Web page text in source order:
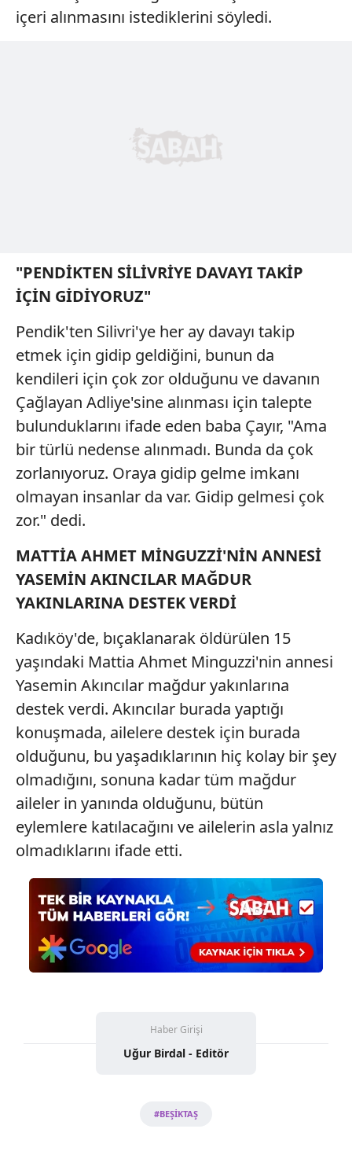
içeri alınmasını istediklerini söyledi.
"PENDİKTEN SİLİVRİYE DAVAYI TAKİP
İÇİN GİDİYORUZ"
Pendik'ten Silivri'ye her ay davayı takip
etmek için gidip geldiğini, bunun da
kendileri için çok zor olduğunu ve davanın
Çağlayan Adliye'sine alınması için talepte
bulunduklarını ifade eden baba Çayır, "Ama
bir türlü nedense alınmadı. Bunda da çok
zorlanıyoruz. Oraya gidip gelme imkanı
olmayan insanlar da var. Gidip gelmesi çok
zor." dedi.
MATTİA AHMET MİNGUZZİ'NİN ANNESİ
YASEMİN AKINCILAR MAĞDUR
YAKINLARINA DESTEK VERDİ
Kadıköy'de, bıçaklanarak öldürülen 15
yaşındaki Mattia Ahmet Minguzzi'nin annesi
Yasemin Akıncılar mağdur yakınlarına
destek verdi. Akıncılar burada yaptığı
konuşmada, ailelere destek için burada
olduğunu, bu yaşadıklarının hiç kolay bir şey
olmadığını, sonuna kadar tüm mağdur
aileler in yanında olduğunu, bütün
eylemlere katılacağını ve ailelerin asla yalnız
olmadıklarını ifade etti.
Haber Girişi
Uğur Birdal - Editör
#BEŞİKTAŞ